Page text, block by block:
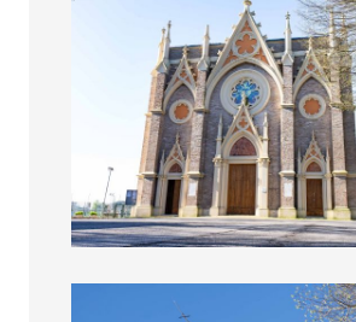
Campanile della Chiesa della